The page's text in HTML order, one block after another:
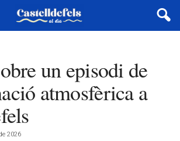
un episodi de
atmosfèrica a
2026